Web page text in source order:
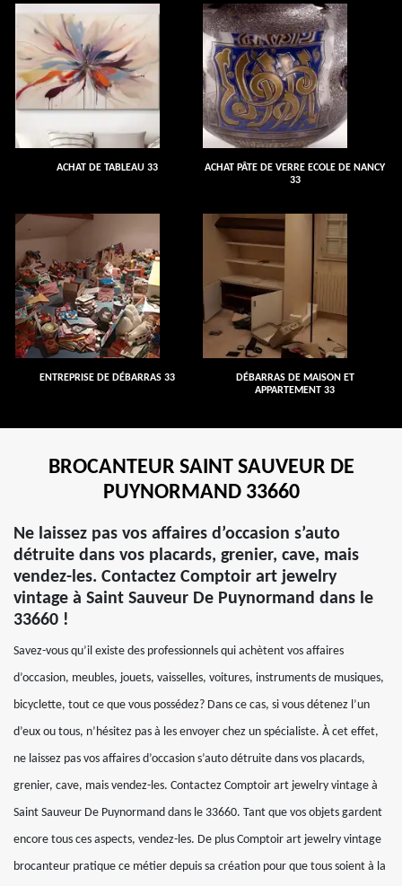
ACHAT DE TABLEAU 33
ACHAT PÂTE DE VERRE ECOLE DE NANCY
33
ENTREPRISE DE DÉBARRAS 33
DÉBARRAS DE MAISON ET
APPARTEMENT 33
BROCANTEUR SAINT SAUVEUR DE
PUYNORMAND 33660
Ne laissez pas vos affaires d’occasion s’auto
détruite dans vos placards, grenier, cave, mais
vendez-les. Contactez Comptoir art jewelry
vintage à Saint Sauveur De Puynormand dans le
33660 !
Savez-vous qu’il existe des professionnels qui achètent vos affaires
d’occasion, meubles, jouets, vaisselles, voitures, instruments de musiques,
bicyclette, tout ce que vous possédez? Dans ce cas, si vous détenez l’un
d’eux ou tous, n’hésitez pas à les envoyer chez un spécialiste. À cet effet,
ne laissez pas vos affaires d’occasion s’auto détruite dans vos placards,
grenier, cave, mais vendez-les. Contactez Comptoir art jewelry vintage à
Saint Sauveur De Puynormand dans le 33660. Tant que vos objets gardent
encore tous ces aspects, vendez-les. De plus Comptoir art jewelry vintage
brocanteur pratique ce métier depuis sa création pour que tous soient à la